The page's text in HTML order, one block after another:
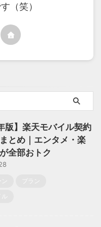
（笑）
版】楽天モバイル契約
とめ｜エンタメ・楽
全部おトク
プラン